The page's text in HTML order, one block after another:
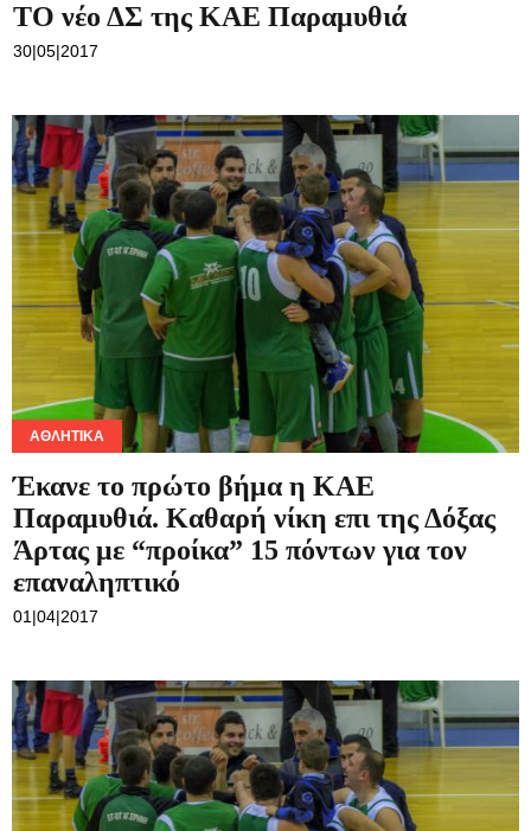
ΤΟ νέο ΔΣ της ΚΑΕ Παραμυθιά
30|05|2017
ΑΘΛΗΤΙΚΆ
Έκανε το πρώτο βήμα η ΚΑΕ
Παραμυθιά. Καθαρή νίκη επι της Δόξας
Άρτας με “προίκα” 15 πόντων για τον
επαναληπτικό
01|04|2017